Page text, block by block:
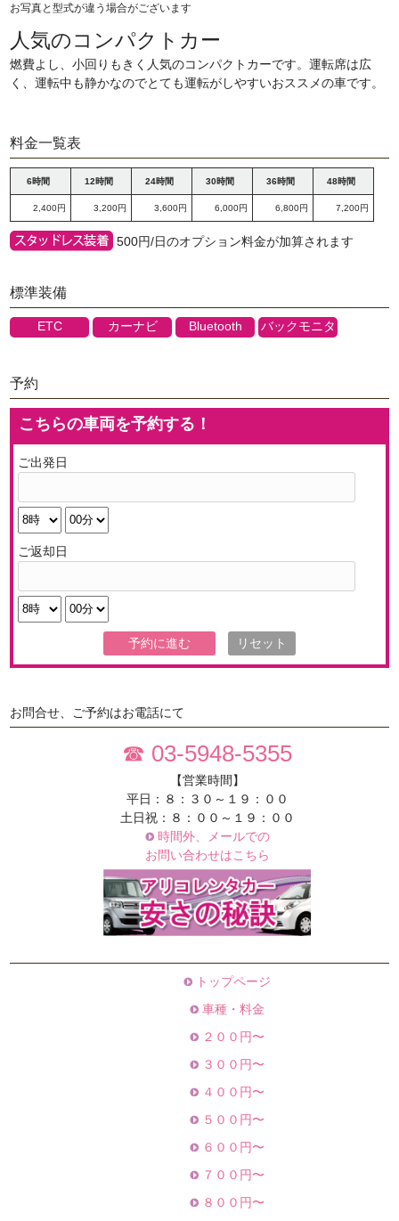
お写真と型式が違う場合がございます
人気のコンパクトカー
燃費よし、小回りもきく人気のコンパクトカーです。運転席は広
く、運転中も静かなのでとても運転がしやすいおススメの車です。
料金一覧表
6時間 12時間 24時間 30時間 36時間 48時間
2,400円 3,200円 3,600円 6,000円 6,800円 7,200円
500円/日のオプション料金が加算されます
標準装備
ETC カーナビ Bluetooth バックモニタ
予約
こちらの車両を予約する！
ご出発日
ご返却日
お問合せ、ご予約はお電話にて
☎ 03-5948-5355
【営業時間】
平日：８：３０～１９：００
土日祝：８：００～１９：００
時間外、メールでの
お問い合わせはこちら
トップページ
車種・料金
２００円〜
３００円〜
４００円〜
５００円〜
６００円〜
７００円〜
８００円〜